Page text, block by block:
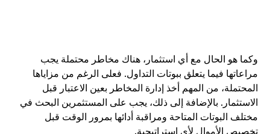
هو الحال مع أي استثمار، هناك مخاطر محتملة يجب
فيما يتعلق ببوتات التداول. فعلى الرغم من مزاياها
من المهم أخذ إدارة المخاطر بعين الاعتبار قبل
بالإضافة إلى ذلك، يجب على المستثمرين البحث في
البوتات المتاحة ومراقبة أدائها بمرور الوقت قبل
الأموال لأي استراتيجية.